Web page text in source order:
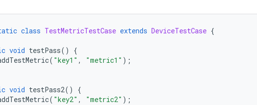
class TestMetricTestCase extends DeviceTestCase {
void testPass()
{
( "key1" , "metric1" );
void testPass2()
{
( "key2" , "metric2" );